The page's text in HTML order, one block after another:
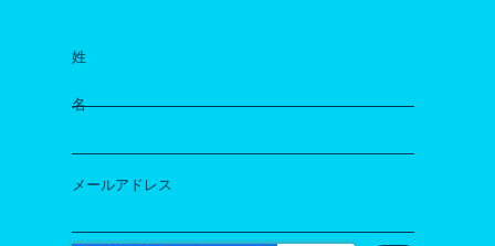
姓
名
メールアドレス